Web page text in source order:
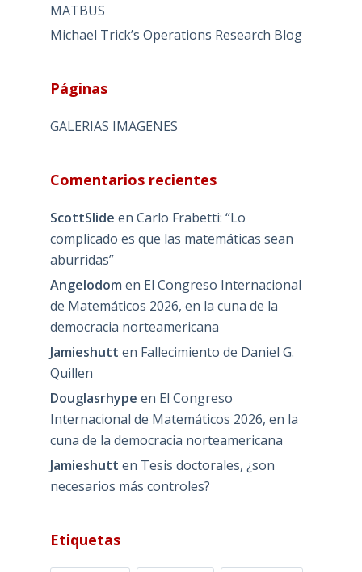
MATBUS
Michael Trick’s Operations Research Blog
Páginas
GALERIAS IMAGENES
Comentarios recientes
ScottSlide en Carlo Frabetti: “Lo
complicado es que las matemáticas sean
aburridas”
Angelodom en El Congreso Internacional
de Matemáticos 2026, en la cuna de la
democracia norteamericana
Jamieshutt en Fallecimiento de Daniel G.
Quillen
Douglasrhype en El Congreso
Internacional de Matemáticos 2026, en la
cuna de la democracia norteamericana
Jamieshutt en Tesis doctorales, ¿son
necesarios más controles?
Etiquetas